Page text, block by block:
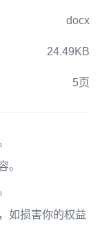
docx
24.49KB
5页
。
如损害你的权益